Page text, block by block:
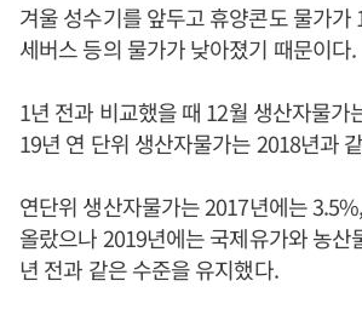
겨울 성수기를 앞두고 휴양콘도 물가가
세버스 등의 물가가 낮아졌기 때문이다.
1년 전과 비교했을 때 12월 생산자물가
19년 연 단위 생산자물가는 2018년과
연단위 생산자물가는 2017년에는
올랐으나 2019년에는 국제유가와 농산
년 전과 같은 수준을 유지했다.